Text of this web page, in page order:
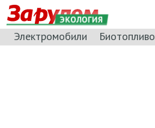
ЭКОЛОГИЯ
Электромобили Биотопливо